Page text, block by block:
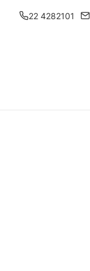
22 4282101